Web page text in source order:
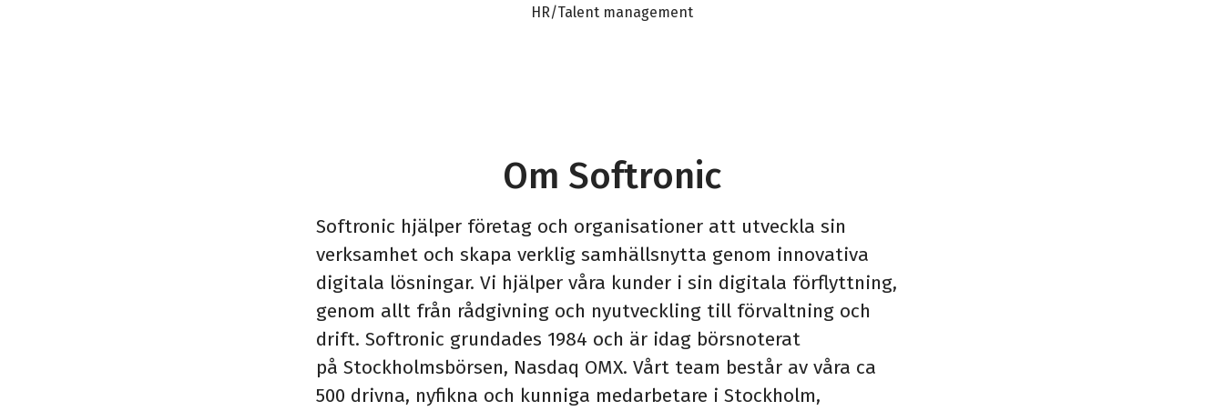
HR/Talent management
Om Softronic
Softronic hjälper företag och organisationer att utveckla sin
verksamhet och skapa verklig samhällsnytta genom innovativa
digitala lösningar. Vi hjälper våra kunder i sin digitala förflyttning,
genom allt från rådgivning och nyutveckling till förvaltning och
drift. Softronic grundades 1984 och är idag börsnoterat
på Stockholmsbörsen, Nasdaq OMX. Vårt team består av våra ca
500 drivna, nyfikna och kunniga medarbetare i Stockholm,